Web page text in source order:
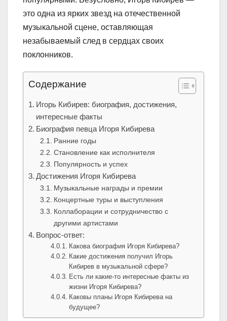
это одна из ярких звезд на отечественной
музыкальной сцене, оставляющая
незабываемый след в сердцах своих
поклонников.
Содержание
Игорь Кибирев: биография, достижения,
интересные факты
Биография певца Игоря Кибирева
Ранние годы
Становление как исполнителя
Популярность и успех
Достижения Игоря Кибирева
Музыкальные награды и премии
Концертные туры и выступления
Коллаборации и сотрудничество с
другими артистами
Вопрос-ответ:
Какова биография Игоря Кибирева?
Какие достижения получил Игорь
Кибирев в музыкальной сфере?
Есть ли какие-то интересные факты из
жизни Игоря Кибирева?
Каковы планы Игоря Кибирева на
будущее?